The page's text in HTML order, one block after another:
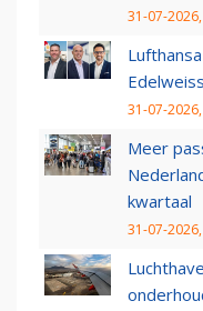
31-07-
31-07-
Meer
kwartaal
31-07-